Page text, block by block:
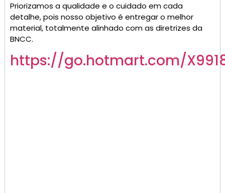
Priorizamos a qualidade e o cuidado em cada
detalhe, pois nosso objetivo é entregar o melhor
material, totalmente alinhado com as diretrizes da
BNCC.
https://go.hotmart.com/